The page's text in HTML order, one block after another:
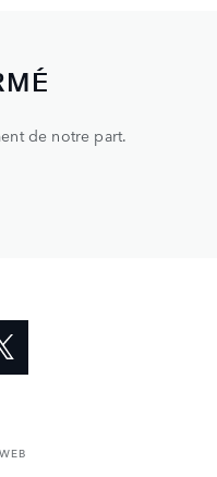
de notre part.